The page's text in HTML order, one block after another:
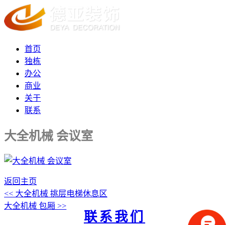
首页
独栋
办公
商业
关于
联系
大全机械 会议室
返回主页
<< 大全机械 挑层电梯休息区
大全机械 包厢 >>
联系我们